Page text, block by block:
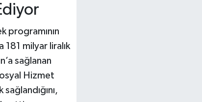
programının
milyar liralık
sağlanan
Hizmet